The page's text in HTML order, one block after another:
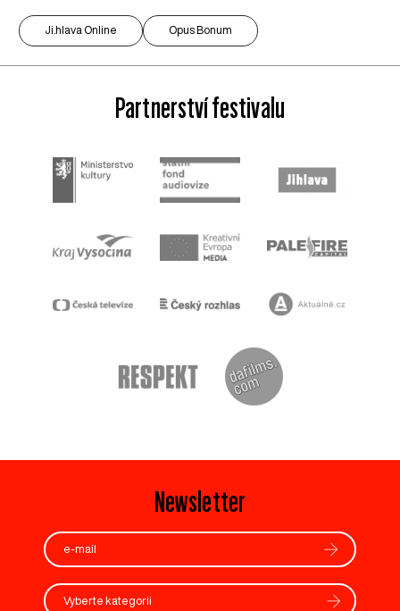
Ji.hlava Online Opus Bonum
Partnerství festivalu
Newsletter
Vyberte kategorii